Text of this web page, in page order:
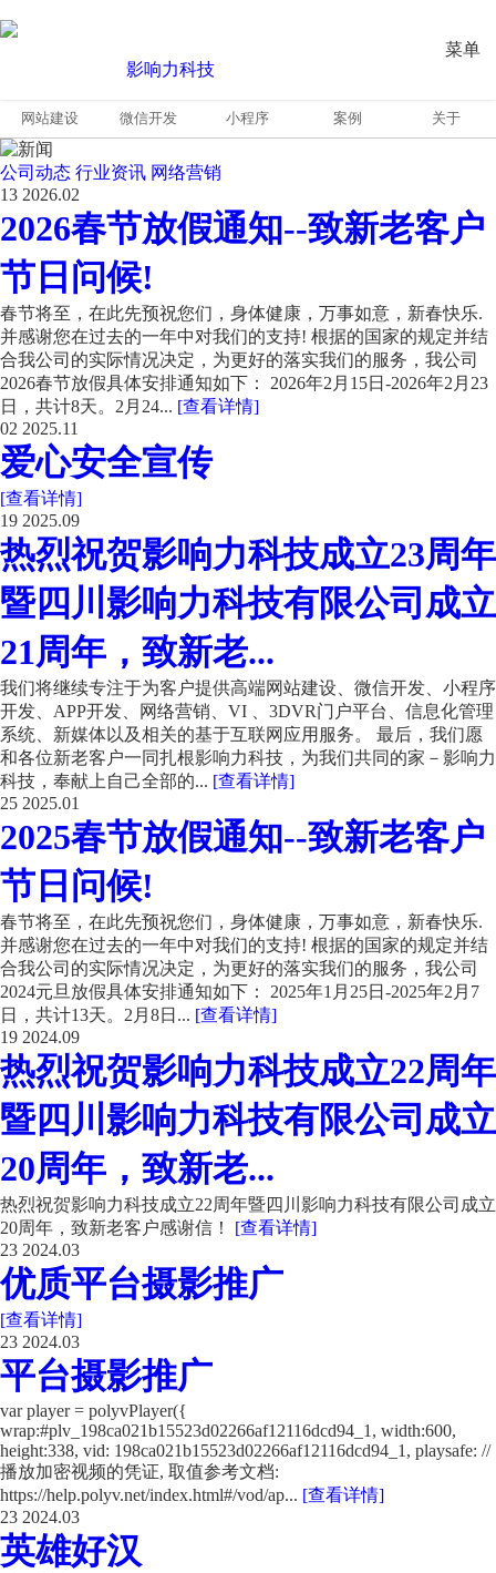
菜单
网站建设 微信开发 小程序 案例 关于
公司动态 行业资讯 网络营销
13 2026.02
2026春节放假通知--致新老客户
节日问候!
春节将至，在此先预祝您们，身体健康，万事如意，新春快乐.
并感谢您在过去的一年中对我们的支持! 根据的国家的规定并结
合我公司的实际情况决定，为更好的落实我们的服务，我公司
2026春节放假具体安排通知如下： 2026年2月15日-2026年2月23
日，共计8天。2月24... [查看详情]
02 2025.11
爱心安全宣传
[查看详情]
19 2025.09
热烈祝贺影响力科技成立23周年
暨四川影响力科技有限公司成立
21周年，致新老...
我们将继续专注于为客户提供高端网站建设、微信开发、小程序
开发、APP开发、网络营销、VI 、3DVR门户平台、信息化管理
系统、新媒体以及相关的基于互联网应用服务。 最后，我们愿
和各位新老客户一同扎根影响力科技，为我们共同的家－影响力
科技，奉献上自己全部的... [查看详情]
25 2025.01
2025春节放假通知--致新老客户
节日问候!
春节将至，在此先预祝您们，身体健康，万事如意，新春快乐.
并感谢您在过去的一年中对我们的支持! 根据的国家的规定并结
合我公司的实际情况决定，为更好的落实我们的服务，我公司
2024元旦放假具体安排通知如下： 2025年1月25日-2025年2月7
日，共计13天。2月8日... [查看详情]
19 2024.09
热烈祝贺影响力科技成立22周年
暨四川影响力科技有限公司成立
20周年，致新老...
热烈祝贺影响力科技成立22周年暨四川影响力科技有限公司成立
20周年，致新老客户感谢信！ [查看详情]
23 2024.03
优质平台摄影推广
[查看详情]
23 2024.03
平台摄影推广
var player = polyvPlayer({
wrap:#plv_198ca021b15523d02266af12116dcd94_1, width:600,
height:338, vid: 198ca021b15523d02266af12116dcd94_1, playsafe: //
播放加密视频的凭证, 取值参考文档:
https://help.polyv.net/index.html#/vod/ap... [查看详情]
23 2024.03
英雄好汉